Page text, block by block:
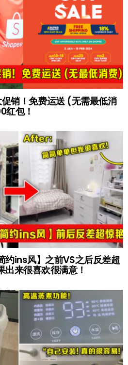
销！免费运送 (无需最低消
红包！
约ins风】之前VS之后反差超
来很喜欢很满意！